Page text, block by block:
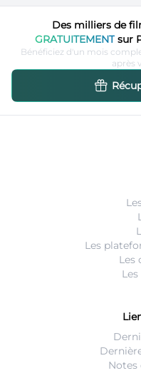
Des milliers de
GRATUITEMENTsur
Bénéficiez d'un mois
après
Les
Les
Notes